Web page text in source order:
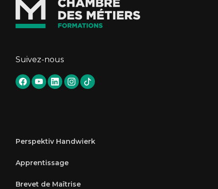
Suivez-nous
Perspektiv Handwierk
Apprentissage
Brevet de Maîtrise